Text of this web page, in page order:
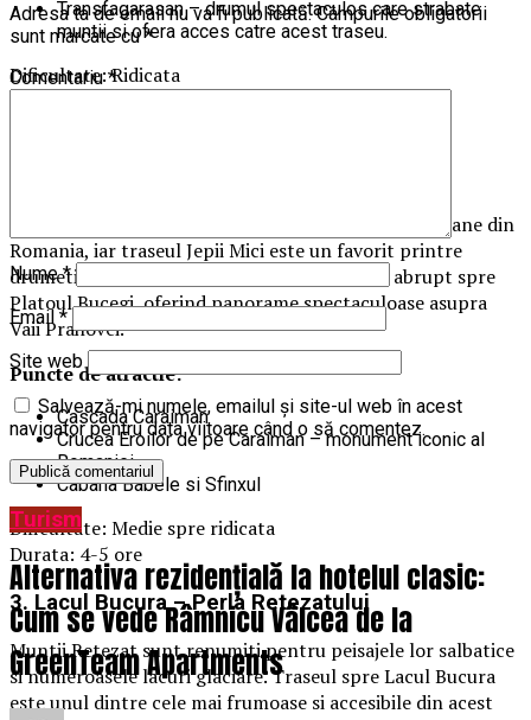
Transfagarasan – drumul spectaculos care strabate
muntii si ofera acces catre acest traseu.
Dificultate: Ridicata
Bucegii sunt una dintre cele mai vizitate zone montane din
Romania, iar traseul Jepii Mici este un favorit printre
drumeti. Acesta porneste din Busteni si urca abrupt spre
Platoul Bucegi, oferind panorame spectaculoase asupra
Vaii Prahovei.
Puncte de atractie:
Cascada Caraiman
Crucea Eroilor de pe Caraiman – monument iconic al
Romaniei
Cabana Babele si Sfinxul
Dificultate: Medie spre ridicata
Durata: 4-5 ore
3. Lacul Bucura – Perla Retezatului
Muntii Retezat sunt renumiti pentru peisajele lor salbatice
si numeroasele lacuri glaciare. Traseul spre Lacul Bucura
este unul dintre cele mai frumoase si accesibile din acest
Adresa ta de email nu va fi publicată. Câmpurile obligatorii
sunt marcate cu*
Comentariu*
Nume*
Email*
Site web
Salvează-mi numele, emailul și site-ul web în acest
navigator pentru data viitoare când o să comentez.
Turism
Alternativa rezidențială la hotelul clasic:
Cum se vede Râmnicu Vâlcea de la
GreenTeam Apartments